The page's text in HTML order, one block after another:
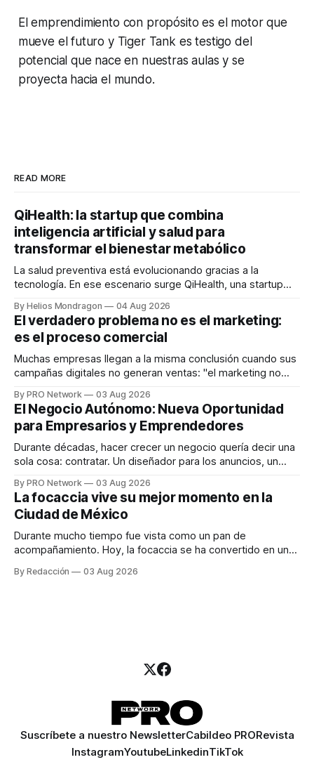
El emprendimiento con propósito es el motor que
mueve el futuro y Tiger Tank es testigo del
potencial que nace en nuestras aulas y se
proyecta hacia el mundo.
READ MORE
QiHealth: la startup que combina
inteligencia artificial y salud para
transformar el bienestar metabólico
La salud preventiva está evolucionando gracias a la
tecnología. En ese escenario surge QiHealth, una startup
dispositivos inteligentes, inteligencia artificial y monitoreo
en tiempo real para ayudar a las personas a tomar mejores
decisiones sobre su salud metabólica. Su propuesta busca
responder
By Helios Mondragon 04 Aug 2026
El verdadero problema no es el marketing:
es el proceso comercial
Muchas empresas llegan a la misma conclusión cuando sus
campañas digitales no generan ventas: "el marketing no
INTERIUS, el problema suele estar en otro lugar. Durante
una entrevista para el podcast SER PRO, el especialista en
marketing digital explicó que
By PRO Network 03 Aug 2026
El Negocio Autónomo: Nueva Oportunidad
para Empresarios y Emprendedores
Durante décadas, hacer crecer un negocio quería decir una
sola cosa: contratar. Un diseñador para los anuncios, un
para los textos, alguien que supiera de publicidad digital
para encontrar prospectos, un vendedor para atender
llamadas y mensajes, y —con suerte— una persona
By PRO Network 03 Aug 2026
La focaccia vive su mejor momento en la
Ciudad de México
Durante mucho tiempo fue vista como un pan de
acompañamiento. Hoy, la focaccia se ha convertido en uno
artesanal, ingredientes de calidad y experiencias que
By Redacción 03 Aug 2026
Suscríbete a nuestro NewsletterCabildeo PRORevista
InstagramYoutubeLinkedinTikTok